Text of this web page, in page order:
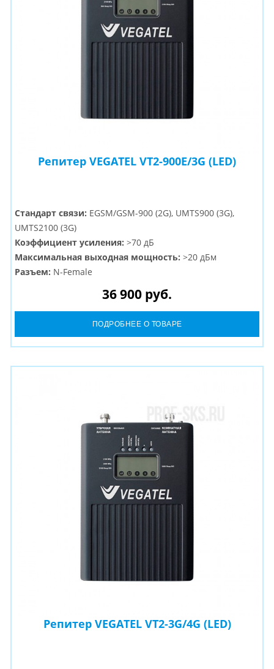
Репитер VEGATEL VT2-900E/3G (LED)
Стандарт связи: EGSM/GSM-900 (2G), UMTS900 (3G),
UMTS2100 (3G)
Коэффициент усиления: >70 дБ
Максимальная выходная мощность: >20 дБм
Разъем: N-Female
36 900 руб.
ПОДРОБНЕЕ О ТОВАРЕ
Репитер VEGATEL VT2-3G/4G (LED)